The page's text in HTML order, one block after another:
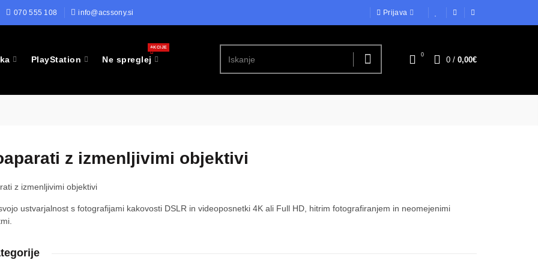
070 555 108 info@acssony.si Prijava
PlayStation Ne spreglej
AKCIJE
0
0 / 0,00€
z izmenljivimi objektivi
z izmenljivimi objektivi
ustvarjalnost s fotografijami kakovosti DSLR in videoposnetki 4K ali Full HD, hitrim fotografiranjem in neomejenimi